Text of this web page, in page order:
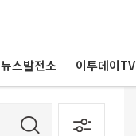
뉴스발전소 이투데이TV